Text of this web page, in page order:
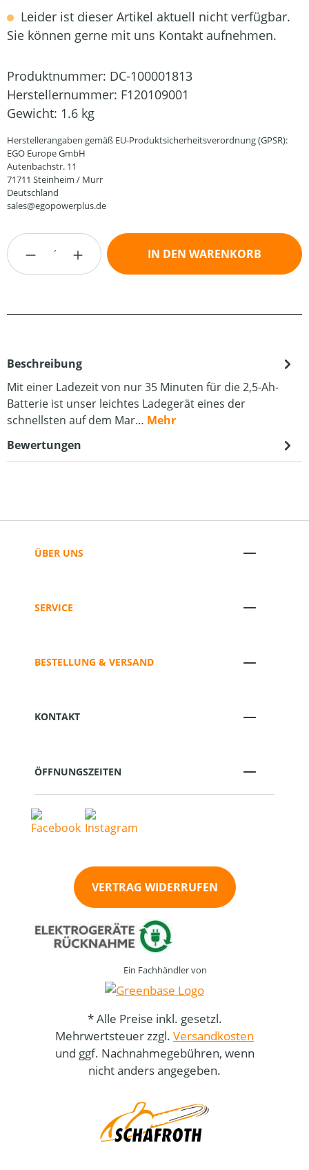
Leider ist dieser Artikel aktuell nicht verfügbar.
Sie können gerne mit uns Kontakt aufnehmen.
Produktnummer: DC-100001813
Herstellernummer: F120109001
Gewicht: 1.6 kg
Herstellerangaben gemäß EU-Produktsicherheitsverordnung (GPSR):
EGO Europe GmbH
Autenbachstr. 11
71711 Steinheim / Murr
Deutschland
sales@egopowerplus.de
Produkt Anzahl: Gib den gewünschten
IN DEN WARENKORB
Beschreibung
Mit einer Ladezeit von nur 35 Minuten für die 2,5-Ah-
Batterie ist unser leichtes Ladegerät eines der
schnellsten auf dem Mar… Mehr
Bewertungen
ÜBER UNS
SERVICE
BESTELLUNG & VERSAND
KONTAKT
ÖFFNUNGSZEITEN
VERTRAG WIDERRUFEN
Ein Fachhändler von
* Alle Preise inkl. gesetzl.
Mehrwertsteuer zzgl. Versandkosten
und ggf. Nachnahmegebühren, wenn
nicht anders angegeben.